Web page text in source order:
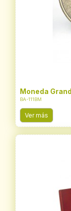
Moneda
BA-111BM
Ver más